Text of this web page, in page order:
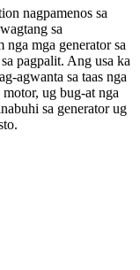
nagpamenos sa
sa
nga mga generator sa
pagpalit. Ang usa ka
agwanta sa taas nga
ug bug-at nga
sa generator ug